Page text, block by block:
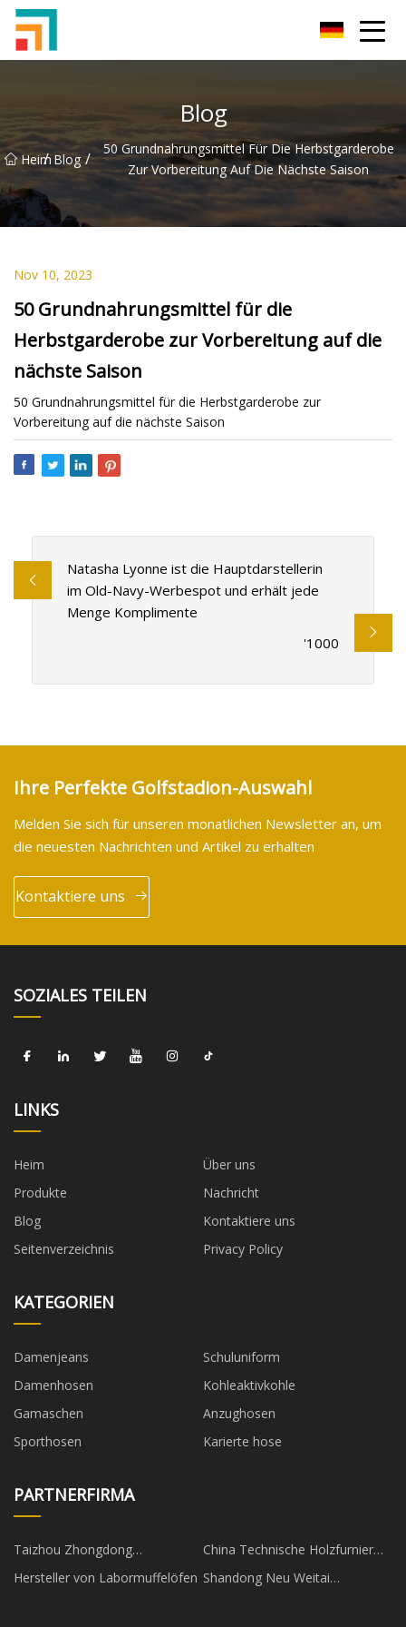
Blog
Heim
/ Blog /
50 Grundnahrungsmittel Für Die Herbstgarderobe
Zur Vorbereitung Auf Die Nächste Saison
Nov 10, 2023
50 Grundnahrungsmittel für die
Herbstgarderobe zur Vorbereitung auf die
nächste Saison
50 Grundnahrungsmittel für die Herbstgarderobe zur
Vorbereitung auf die nächste Saison
Natasha Lyonne ist die Hauptdarstellerin
im Old-Navy-Werbespot und erhält jede
Menge Komplimente
'1000
Ihre Perfekte Golfstadion-Auswahl
Melden Sie sich für unseren monatlichen Newsletter an, um
die neuesten Nachrichten und Artikel zu erhalten
Kontaktiere uns
SOZIALES TEILEN
LINKS
Heim
Über uns
Produkte
Nachricht
Blog
Kontaktiere uns
Seitenverzeichnis
Privacy Policy
KATEGORIEN
Damenjeans
Schuluniform
Damenhosen
Kohleaktivkohle
Gamaschen
Anzughosen
Sporthosen
Karierte hose
PARTNERFIRMA
Taizhou Zhongdong
China Technische Holzfurnier
Oberfläche Akustikplatten Fabrik
Hersteller von Labormuffelöfen Shandong Neu Weitai